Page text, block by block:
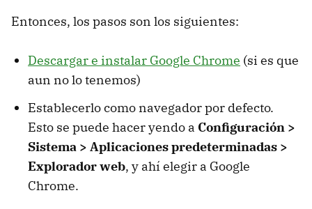
Entonces, los pasos son los siguientes:
Descargar e instalar Google Chrome (si es que
aun no lo tenemos)
Establecerlo como navegador por defecto.
Esto se puede hacer yendo a Configuración >
Sistema > Aplicaciones predeterminadas >
Explorador web, y ahí elegir a Google
Chrome.